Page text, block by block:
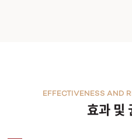
효과 및
EFFECTIVENESS AND